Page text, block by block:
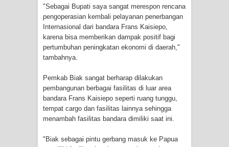
Bantuan CSR untuk RS Bhayangkara
Polda Papua pada Peringatan Hari
Bhayangkara ke-80
Indonesia Turns Remote Papua
Frontier into National Food Belt with
Mechanized Rice Expansion
Mentan Tinjau Program Cetak Sawah
"Sebagai Bupati saya sangat merespon rencana
pengoperasian kembali pelayanan penerbangan
Internasional dari bandara Frans Kaisiepo,
karena bisa memberikan dampak positif bagi
pertumbuhan peningkatan ekonomi di daerah,"
tambahnya.
Pemkab Biak sangat berharap dilakukan
pembangunan berbagai fasilitas di luar area
bandara Frans Kaisiepo seperti ruang tunggu,
tempat cargo dan fasilitas lainnya sehingga
menambah fasilitas bandara dimiliki saat ini.
"Biak sebagai pintu gerbang masuk ke Papua